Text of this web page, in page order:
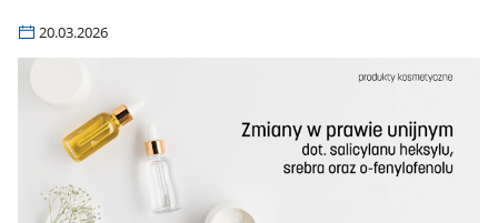
20.03.2026